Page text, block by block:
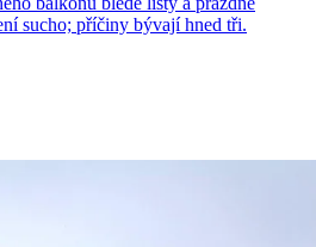
sucho; příčiny bývají hned tři.